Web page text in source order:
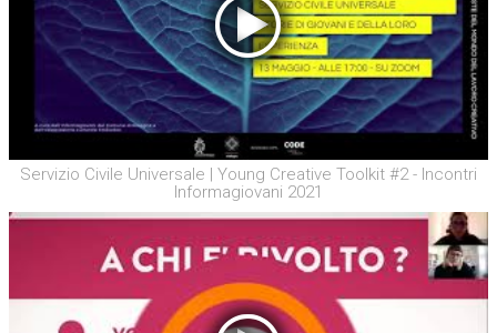
Servizio Civile Universale | Young Creative Toolkit #2 - Incontri
Informagiovani 2021